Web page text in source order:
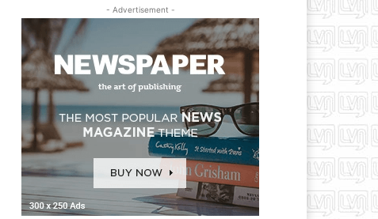
- Advertisement -